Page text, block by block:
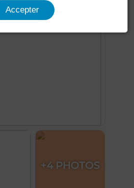
+4 PHOTOS
Accepter